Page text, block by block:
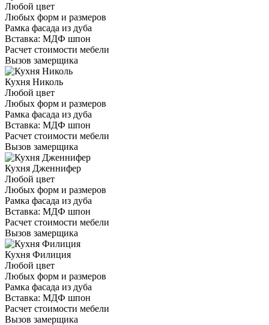
Любой цвет
Любых форм и размеров
Рамка фасада из дуба
Вставка: МДФ шпон
Расчет стоимости мебели
Вызов замерщика
Кухня Николь
Любой цвет
Любых форм и размеров
Рамка фасада из дуба
Вставка: МДФ шпон
Расчет стоимости мебели
Вызов замерщика
Кухня Дженнифер
Любой цвет
Любых форм и размеров
Рамка фасада из дуба
Вставка: МДФ шпон
Расчет стоимости мебели
Вызов замерщика
Кухня Филиция
Любой цвет
Любых форм и размеров
Рамка фасада из дуба
Вставка: МДФ шпон
Расчет стоимости мебели
Вызов замерщика